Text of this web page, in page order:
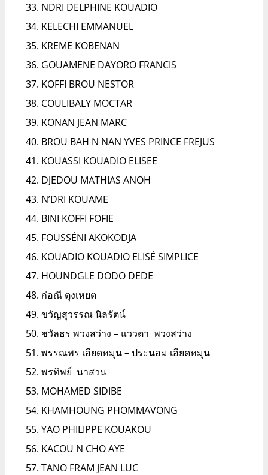
NDRI DELPHINE KOUADIO
KELECHI EMMANUEL
KREME KOBENAN
GOUAMENE DAYORO FRANCIS
KOFFI BROU NESTOR
COULIBALY MOCTAR
KONAN JEAN MARC
BROU BAH N NAN YVES PRINCE FREJUS
KOUASSI KOUADIO ELISEE
DJEDOU MATHIAS ANOH
N’DRI KOUAME
BINI KOFFI FOFIE
FOUSSÉNI AKOKODJA
KOUADIO KOUADIO ELISÉ SIMPLICE
HOUNDGLE DODO DEDE
ก่อณี ตุงเหยต
ขวัญสุวรรณ นิลรัตน์
ชวัลธร พวงสว่าง – แววตา พวงสว่าง
พรรณพร เอียดหมุน – ประนอม เอียดหมุน
พรทิพย์ นาสวน
MOHAMED SIDIBE
KHAMHOUNG PHOMMAVONG
YAO PHILIPPE KOUAKOU
KACOU N CHO AYE
TANO FRAM JEAN LUC